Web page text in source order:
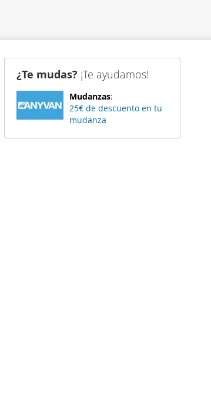
¿Te mudas? ¡Te ayudamos!
Mudanzas:
25€ de descuento en tu
mudanza